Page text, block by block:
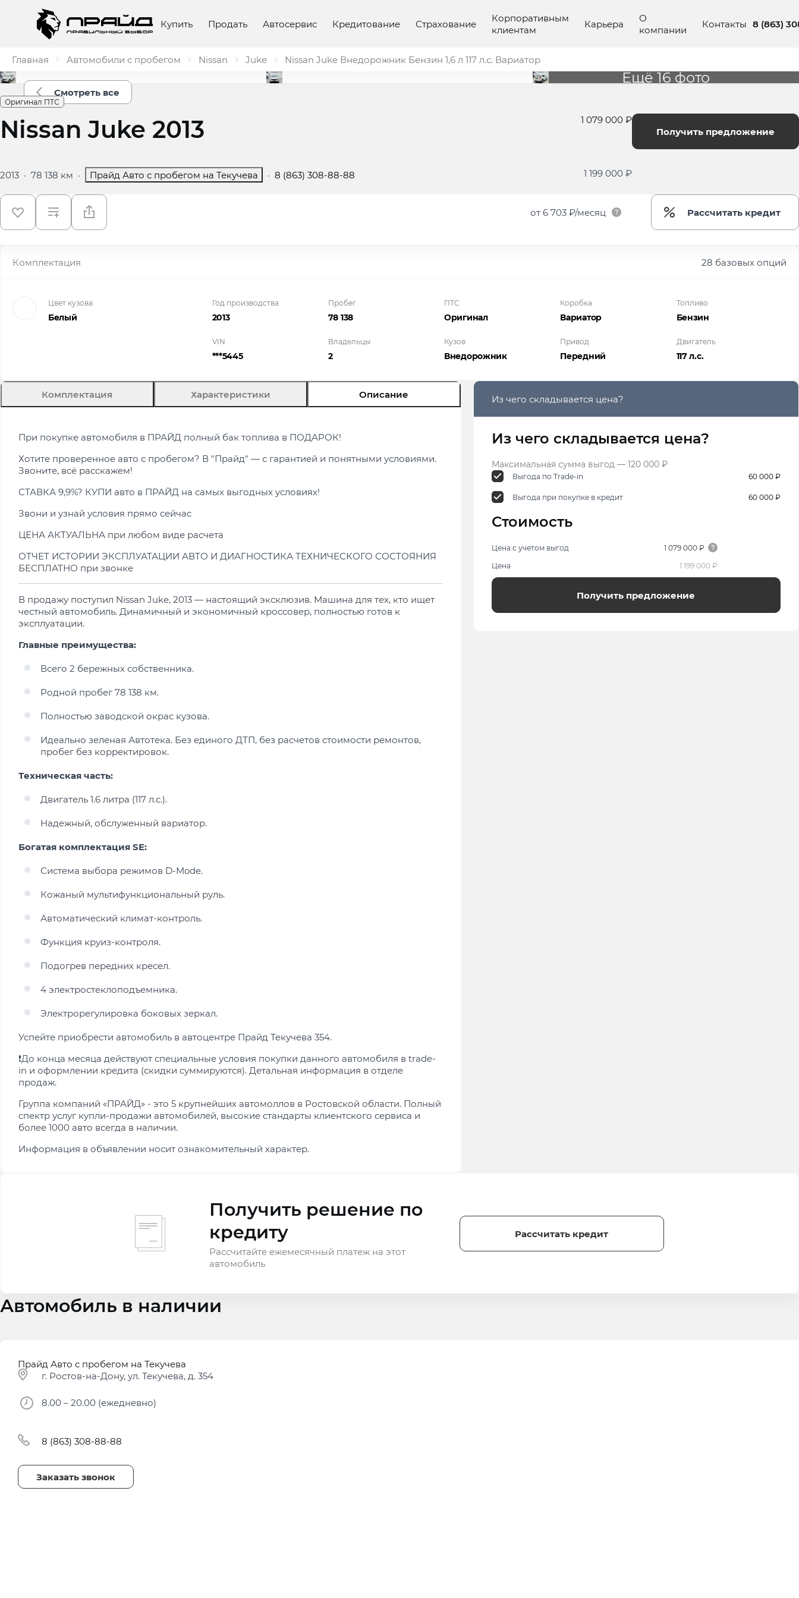
Купить Продать Автосервис Кредитование Страхование
Корпоративным
клиентам
Карьера
О
компании
Контакты 8 (863)
Главная Автомобили с пробегом Nissan Juke Nissan Juke Внедорожник Бензин 1,6 л 117 л.с. Вариатор
Ещё 16 фото
Смотреть все
Оригинал ПТС
Nissan Juke 2013 1 079 000 ₽
2013 · 78 138 км · Прайд Авто с пробегом на Текучева · 8 (863) 308-88-88 1 199 000 ₽
Получить предложение
от 6 703 ₽/месяц Рассчитать кредит
Комплектация 28 базовых опций
Цвет кузова
Белый
Год производства
2013
Пробег
78 138
ПТС
Оригинал
Коробка
Вариатор
Топливо
Бензин
VIN
***5445
Владельцы
2
Кузов
Внедорож­ник
Привод
Передний
Двигатель
117 л.с.
Комплектация Характеристики Описание
При покупке автомобиля в ПРАЙД полный бак топлива в ПОДАРОК!
Хотите проверенное авто с пробегом? В "Прайд" — с гарантией и понятными условиями.
Звоните, всё расскажем!
СТАВКА 9,9%? КУПИ авто в ПРАЙД на самых выгодных условиях!
Звони и узнай условия прямо сейчас
ЦЕНА АКТУАЛЬНА при любом виде расчета
ОТЧЕТ ИСТОРИИ ЭКСПЛУАТАЦИИ АВТО И ДИАГНОСТИКА ТЕХНИЧЕСКОГО СОСТОЯНИЯ
БЕСПЛАТНО при звонке
В продажу поступил Nissan Juke, 2013 — настоящий эксклюзив. Машина для тех, кто ищет
честный автомобиль. Динамичный и экономичный кроссовер, полностью готов к
эксплуатации.
Главные преимущества:
Всего 2 бережных собственника.
Родной пробег 78 138 км.
Полностью заводской окрас кузова.
Идеально зеленая Автотека. Без единого ДТП, без расчетов стоимости ремонтов,
пробег без корректировок.
Техническая часть:
Двигатель 1.6 литра (117 л.с.).
Надежный, обслуженный вариатор.
Богатая комплектация SE:
Система выбора режимов D-Mode.
Кожаный мультифункциональный руль.
Автоматический климат-контроль.
Функция круиз-контроля.
Подогрев передних кресел.
4 электростеклоподъемника.
Электрорегулировка боковых зеркал.
Успейте приобрести автомобиль в автоцентре Прайд Текучева 354.
❗️До конца месяца действуют специальные условия покупки данного автомобиля в trade-
in и оформлении кредита (скидки суммируются). Детальная информация в отделе
продаж.
Группа компаний «ПРАЙД» - это 5 крупнейших автомоллов в Ростовской области. Полный
спектр услуг купли-продажи автомобилей, высокие стандарты клиентского сервиса и
более 1000 авто всегда в наличии.
Информация в объявлении носит ознакомительный характер.
Из чего складывается цена?
Из чего складывается цена?
Максимальная сумма выгод — 120 000 ₽
Выгода по Trade-in 60 000 ₽
Выгода при покупке в кредит 60 000 ₽
Стоимость
Цена с учетом выгод
1 079 000 ₽
Цена
1 199 000 ₽
Получить предложение
Получить решение по
кредиту
Рассчитайте ежемесячный платеж на этот
автомобиль
Рассчитать кредит
Автомобиль в наличии
Прайд Авто с пробегом на Текучева
г. Ростов-на-Дону, ул. Текучева, д. 354
8.00 – 20.00 (ежедневно)
8 (863) 308-88-88
Заказать звонок